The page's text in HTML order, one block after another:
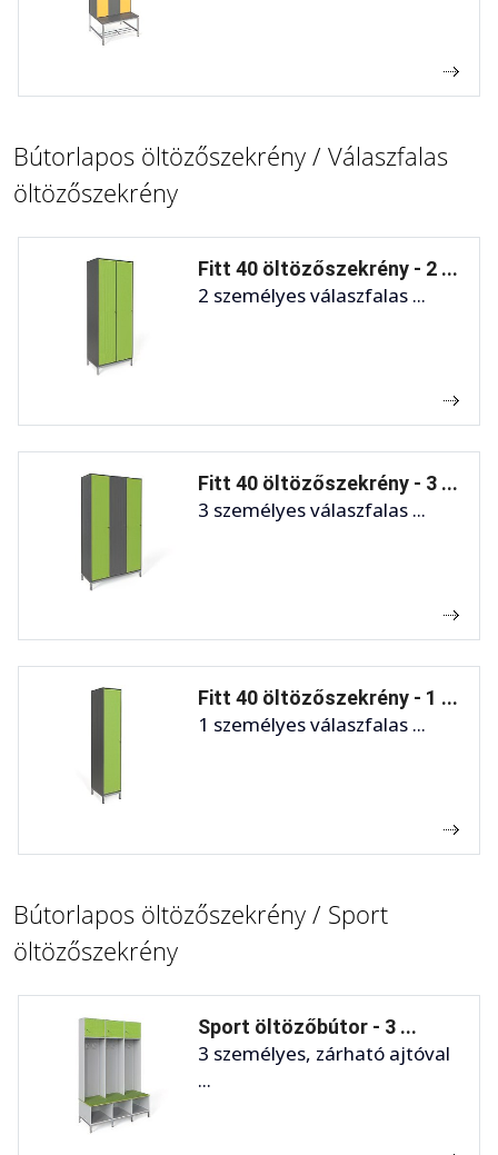
Bútorlapos öltözőszekrény / Válaszfalas
öltözőszekrény
Fitt 40 öltözőszekrény - 2 ...
2 személyes válaszfalas ...
Fitt 40 öltözőszekrény - 3 ...
3 személyes válaszfalas ...
Fitt 40 öltözőszekrény - 1 ...
1 személyes válaszfalas ...
Bútorlapos öltözőszekrény / Sport
öltözőszekrény
Sport öltözőbútor - 3 ...
3 személyes, zárható ajtóval
...